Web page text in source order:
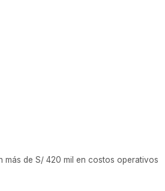
más de S/ 420 mil en costos operativos